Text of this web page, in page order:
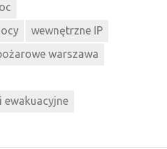
wewnętrzne IP
warszawa
ewakuacyjne